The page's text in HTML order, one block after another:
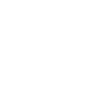
스